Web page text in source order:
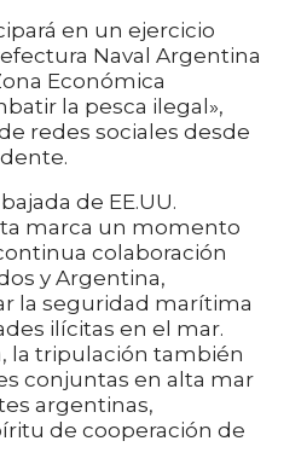
en un ejercicio
Naval Argentina
Económica
la pesca ilegal»,
redes sociales desde
de EE.UU.
marca un momento
colaboración
y Argentina,
la seguridad marítima
ilícitas en el mar.
la tripulación también
conjuntas en alta mar
argentinas,
de cooperación de